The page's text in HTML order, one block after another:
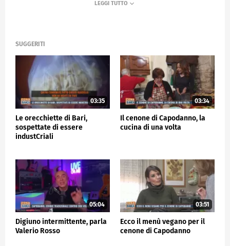
ZONA BIANCA
SUGGERITI
03:35
Le orecchiette di Bari,
sospettate di essere
industCriali
03:34
Il cenone di Capodanno, la
cucina di una volta
05:04
Digiuno intermittente, parla
Valerio Rosso
03:51
Ecco il menù vegano per il
cenone di Capodanno